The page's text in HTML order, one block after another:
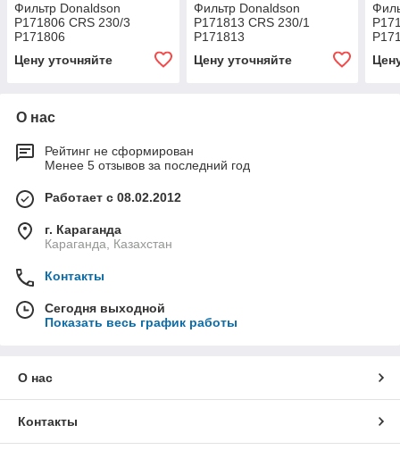
Фильтр Donaldson
P171806 CRS 230/3
P171806
Цену уточняйте
Фильтр Donaldson
P171813 CRS 230/1
P171813
Цену уточняйте
О нас
Рейтинг не сформирован
Менее 5 отзывов за последний год
Работает с 08.02.2012
г. Караганда
Караганда, Казахстан
Контакты
Сегодня выходной
Показать весь график работы
О нас
Контакты